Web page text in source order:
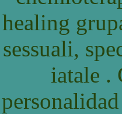
healing
sessuali,
iatale .
personalidad